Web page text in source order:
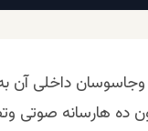
داخلی آن
هارسانه صوتی